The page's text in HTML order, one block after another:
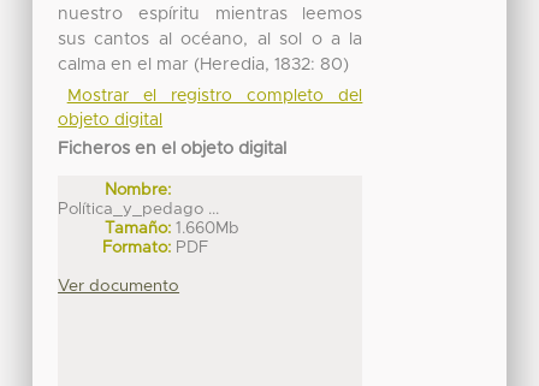
nuestro espíritu mientras leemos
sus cantos al océano, al sol o a la
calma en el mar (Heredia, 1832: 80)
Mostrar el registro completo del
objeto digital
Ficheros en el objeto digital
Nombre:
Política_y_pedago ...
Tamaño: 1.660Mb
Formato: PDF
Ver documento